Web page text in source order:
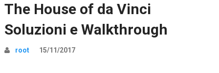
The House of da Vinci
Soluzioni e Walkthrough
root 15/11/2017